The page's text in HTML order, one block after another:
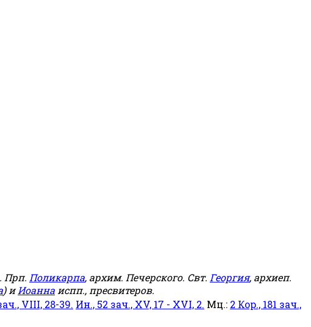
Прп. Поликарпа, архим. Печерского. Свт. Георгия, архиеп.
) иИоанна испп., пресвитеров.
VIII, 28-39. Ин., 52 зач., XV, 17 - XVI, 2. Мц.: 2 Кор., 181 зач.,